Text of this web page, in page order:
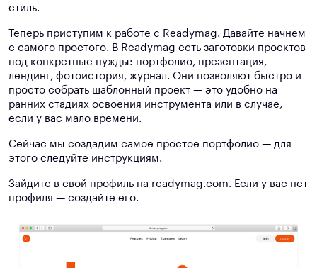
стиль.
Теперь приступим к работе с Readymag. Давайте начнем
с самого простого. В Readymag есть заготовки проектов
под конкретные нужды: портфолио, презентация,
лендинг, фотоистория, журнал. Они позволяют быстро и
просто собрать шаблонный проект — это удобно на
ранних стадиях освоения инструмента или в случае,
если у вас мало времени.
Сейчас мы создадим самое простое портфолио — для
этого следуйте инструкциям.
Зайдите в свой профиль на readymag.com. Если у вас нет
профиля — создайте его.